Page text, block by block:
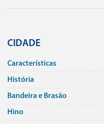
CIDADE
Caracterí­sticas
História
Bandeira e Brasão
Hino